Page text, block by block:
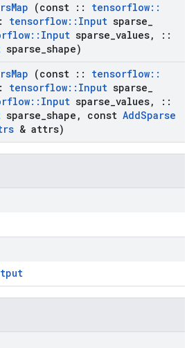
Map (const :: tensorflow::
tensorflow:: Input sparse
:: Input sparse values,
::
sparse shape)
Map (const :: tensorflow::
tensorflow:: Input sparse
:: Input sparse values,
::
sparse shape , const AddSparse
& attrs)